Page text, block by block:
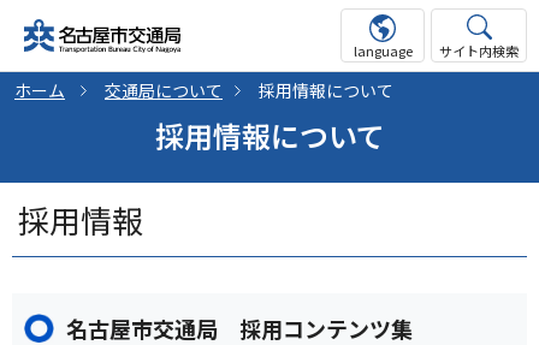
language サイト内検索
ホーム 交通局について 採用情報について
採用情報について
採用情報
名古屋市交通局 採用コンテンツ集